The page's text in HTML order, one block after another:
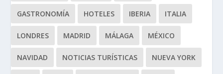
GASTRONOMÍA HOTELES IBERIA ITALIA
LONDRES MADRID MÁLAGA MÉXICO
NAVIDAD NOTICIAS TURÍSTICAS NUEVA YORK